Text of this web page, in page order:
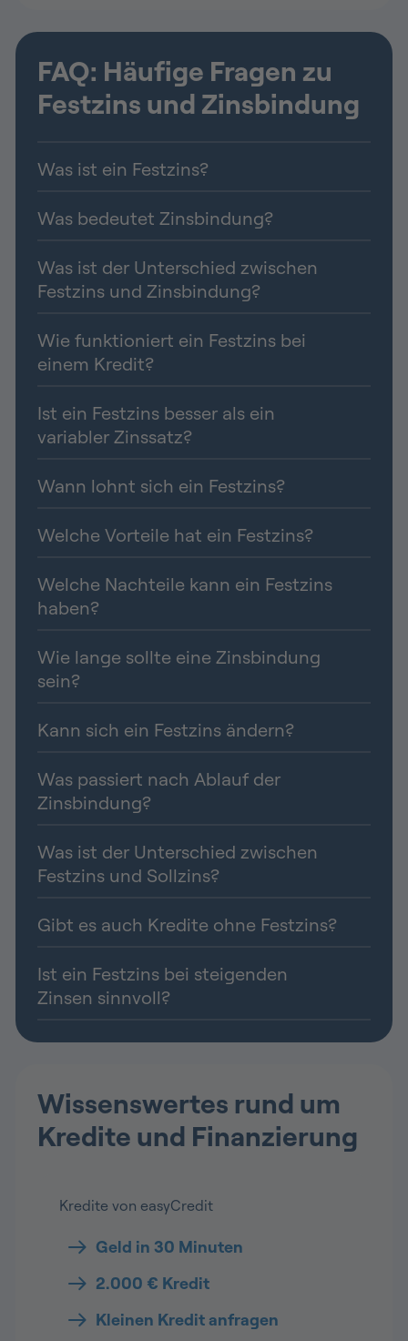
FAQ: Häufige Fragen zu
Festzins und Zinsbindung
Was ist ein Festzins?
Was bedeutet Zinsbindung?
Was ist der Unterschied zwischen
Festzins und Zinsbindung?
Wie funktioniert ein Festzins bei
einem Kredit?
Ist ein Festzins besser als ein
variabler Zinssatz?
Wann lohnt sich ein Festzins?
Welche Vorteile hat ein Festzins?
Welche Nachteile kann ein Festzins
haben?
Wie lange sollte eine Zinsbindung
sein?
Kann sich ein Festzins ändern?
Was passiert nach Ablauf der
Zinsbindung?
Was ist der Unterschied zwischen
Festzins und Sollzins?
Gibt es auch Kredite ohne Festzins?
Ist ein Festzins bei steigenden
Zinsen sinnvoll?
Wissenswertes rund um
Kredite und Finanzierung
Kredite von easyCredit
Geld in 30 Minuten
2.000 € Kredit
Kleinen Kredit anfragen